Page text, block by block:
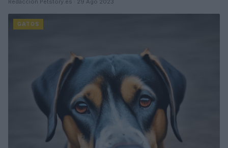
Redacción Petstory.es · 29 Ago 2023
GATOS